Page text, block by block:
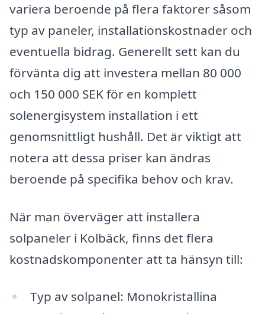
variera beroende på flera faktorer såsom
typ av paneler, installationskostnader och
eventuella bidrag. Generellt sett kan du
förvänta dig att investera mellan 80 000
och 150 000 SEK för en komplett
solenergisystem installation i ett
genomsnittligt hushåll. Det är viktigt att
notera att dessa priser kan ändras
beroende på specifika behov och krav.
När man överväger att installera
solpaneler i Kolbäck, finns det flera
kostnadskomponenter att ta hänsyn till:
Typ av solpanel: Monokristallina